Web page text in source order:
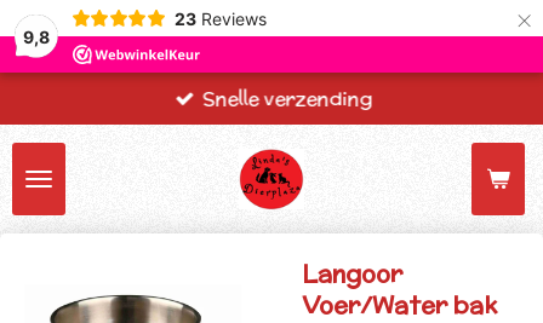
9,8
23 Reviews ×
Snelle verzending
Langoor
Voer/Water bak